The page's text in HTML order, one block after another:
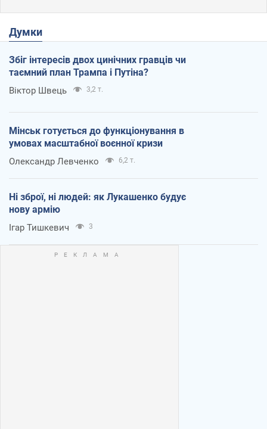
Думки
Збіг інтересів двох цинічних гравців чи
таємний план Трампа і Путіна?
Віктор Швець 3,2 т.
Мінськ готується до функціонування в
умовах масштабної воєнної кризи
Олександр Левченко 6,2 т.
Ні зброї, ні людей: як Лукашенко будує
нову армію
Ігар Тишкевич 3